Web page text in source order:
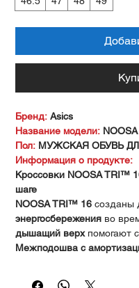
Бренд: Asics
Название модели:
Пол: МУЖСКАЯ ОБУВЬ
Информация о продукте:
Кроссовки NOOSA TRI™
шаге
NOOSA TRI™ 16 созданы
энергосбережения во
дышащий верхпомогают
Межподошва с